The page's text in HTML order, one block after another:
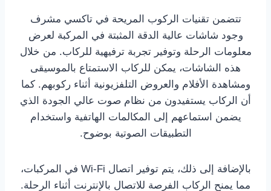
تتضمن تقنيات الركوب المريحة في تاكسي مشرف
وجود شاشات عالية الدقة المثبتة في المركبة لعرض
معلومات الرحلة وتوفير تجربة ترفيهية للركاب. من خلال
هذه الشاشات، يمكن للركاب الاستمتاع بالموسيقى
ومشاهدة الأفلام والعروض التلفزيونية أثناء ركوبهم. كما
أن الركاب يستفيدون من نظام صوت عالي الجودة الذي
يضمن استماعهم إلى المكالمات الهاتفية واستخدام
التطبيقات الصوتية بوضوح.
بالإضافة إلى ذلك، يتم توفير اتصال Wi-Fi في المركبات،
مما يمنح الركاب الفرصة للاتصال بالإنترنت أثناء الرحلة.